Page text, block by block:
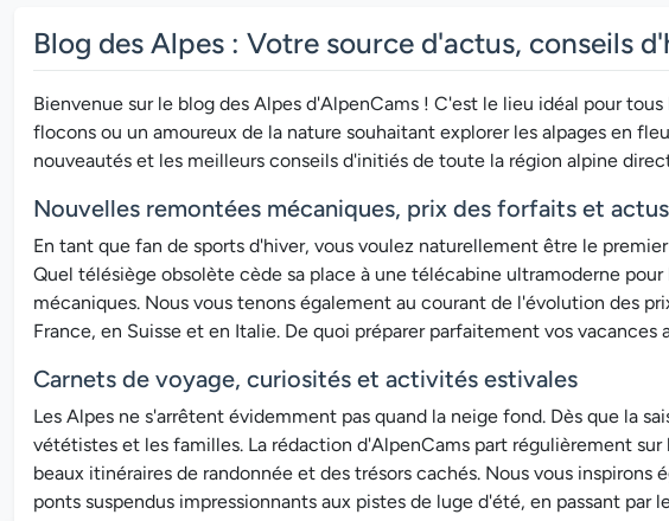
Blog des Alpes : Votre source d'actus, conseils
Bienvenue sur le blog des Alpes d'AlpenCams ! C'est le lieu idéal pour
flocons ou un amoureux de la nature souhaitant explorer les alpages en
nouveautés et les meilleurs conseils d'initiés de toute la région alpine
Nouvelles remontées mécaniques, prix des forfaits et
En tant que fan de sports d'hiver, vous voulez naturellement être le
Quel télésiège obsolète cède sa place à une télécabine ultramoderne
mécaniques. Nous vous tenons également au courant de l'évolution des
France, en Suisse et en Italie. De quoi préparer parfaitement vos vacances
Carnets de voyage, curiosités et activités estivales
Les Alpes ne s'arrêtent évidemment pas quand la neige fond. Dès que la
vététistes et les familles. La rédaction d'AlpenCams part régulièrement
beaux itinéraires de randonnée et des trésors cachés. Nous vous
ponts suspendus impressionnants aux pistes de luge d'été, en passant